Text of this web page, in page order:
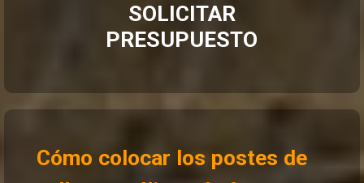
SOLICITAR
PRESUPUESTO
Cómo colocar los postes de